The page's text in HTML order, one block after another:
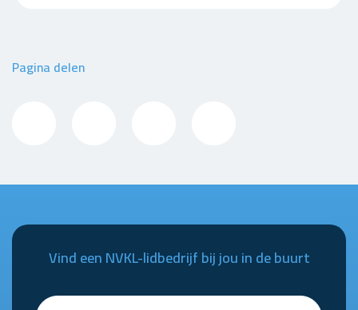
Pagina delen
Vind een NVKL-lidbedrijf bij jou in de buurt